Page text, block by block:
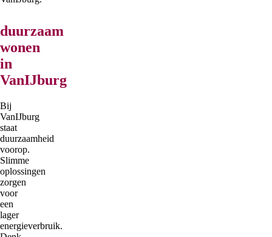
duurzaam
wonen
in
VanIJburg
Bij
VanIJburg
staat
duurzaamheid
voorop.
Slimme
oplossingen
zorgen
voor
een
lager
energieverbruik.